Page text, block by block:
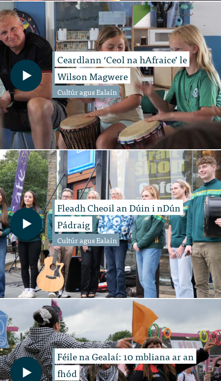
Ceardlann ‘Ceol na hAfraice’ le
Wilson Magwere
Cultúr agus Ealaín
Fleadh Cheoil an Dúin i nDún
Pádraig
Cultúr agus Ealaín
Féile na Gealaí: 10 mbliana ar an
fhód